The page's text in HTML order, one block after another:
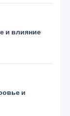
и влияние
и